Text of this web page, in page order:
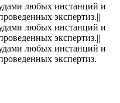
любых инстанций и
экспертиз.||
любых инстанций и
экспертиз.||
любых инстанций и
экспертиз.